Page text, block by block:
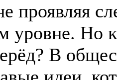
проявляя
уровне. Но
В